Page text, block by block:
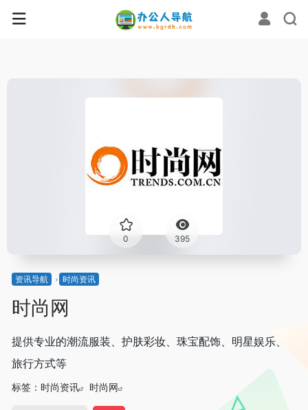
0 395
资讯导航 时尚资讯
时尚网
提供专业的潮流服装、护肤彩妆、珠宝配饰、明星娱乐、
旅行方式等
标签： 时尚资讯 时尚网